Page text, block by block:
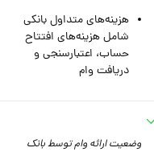
هزینه‌های متداول بانکی
شامل هزینه‌های افتتاح
حساب، اعتبارسنجی و
دریافت وام
وضعیت ارائه وام توسط بانک